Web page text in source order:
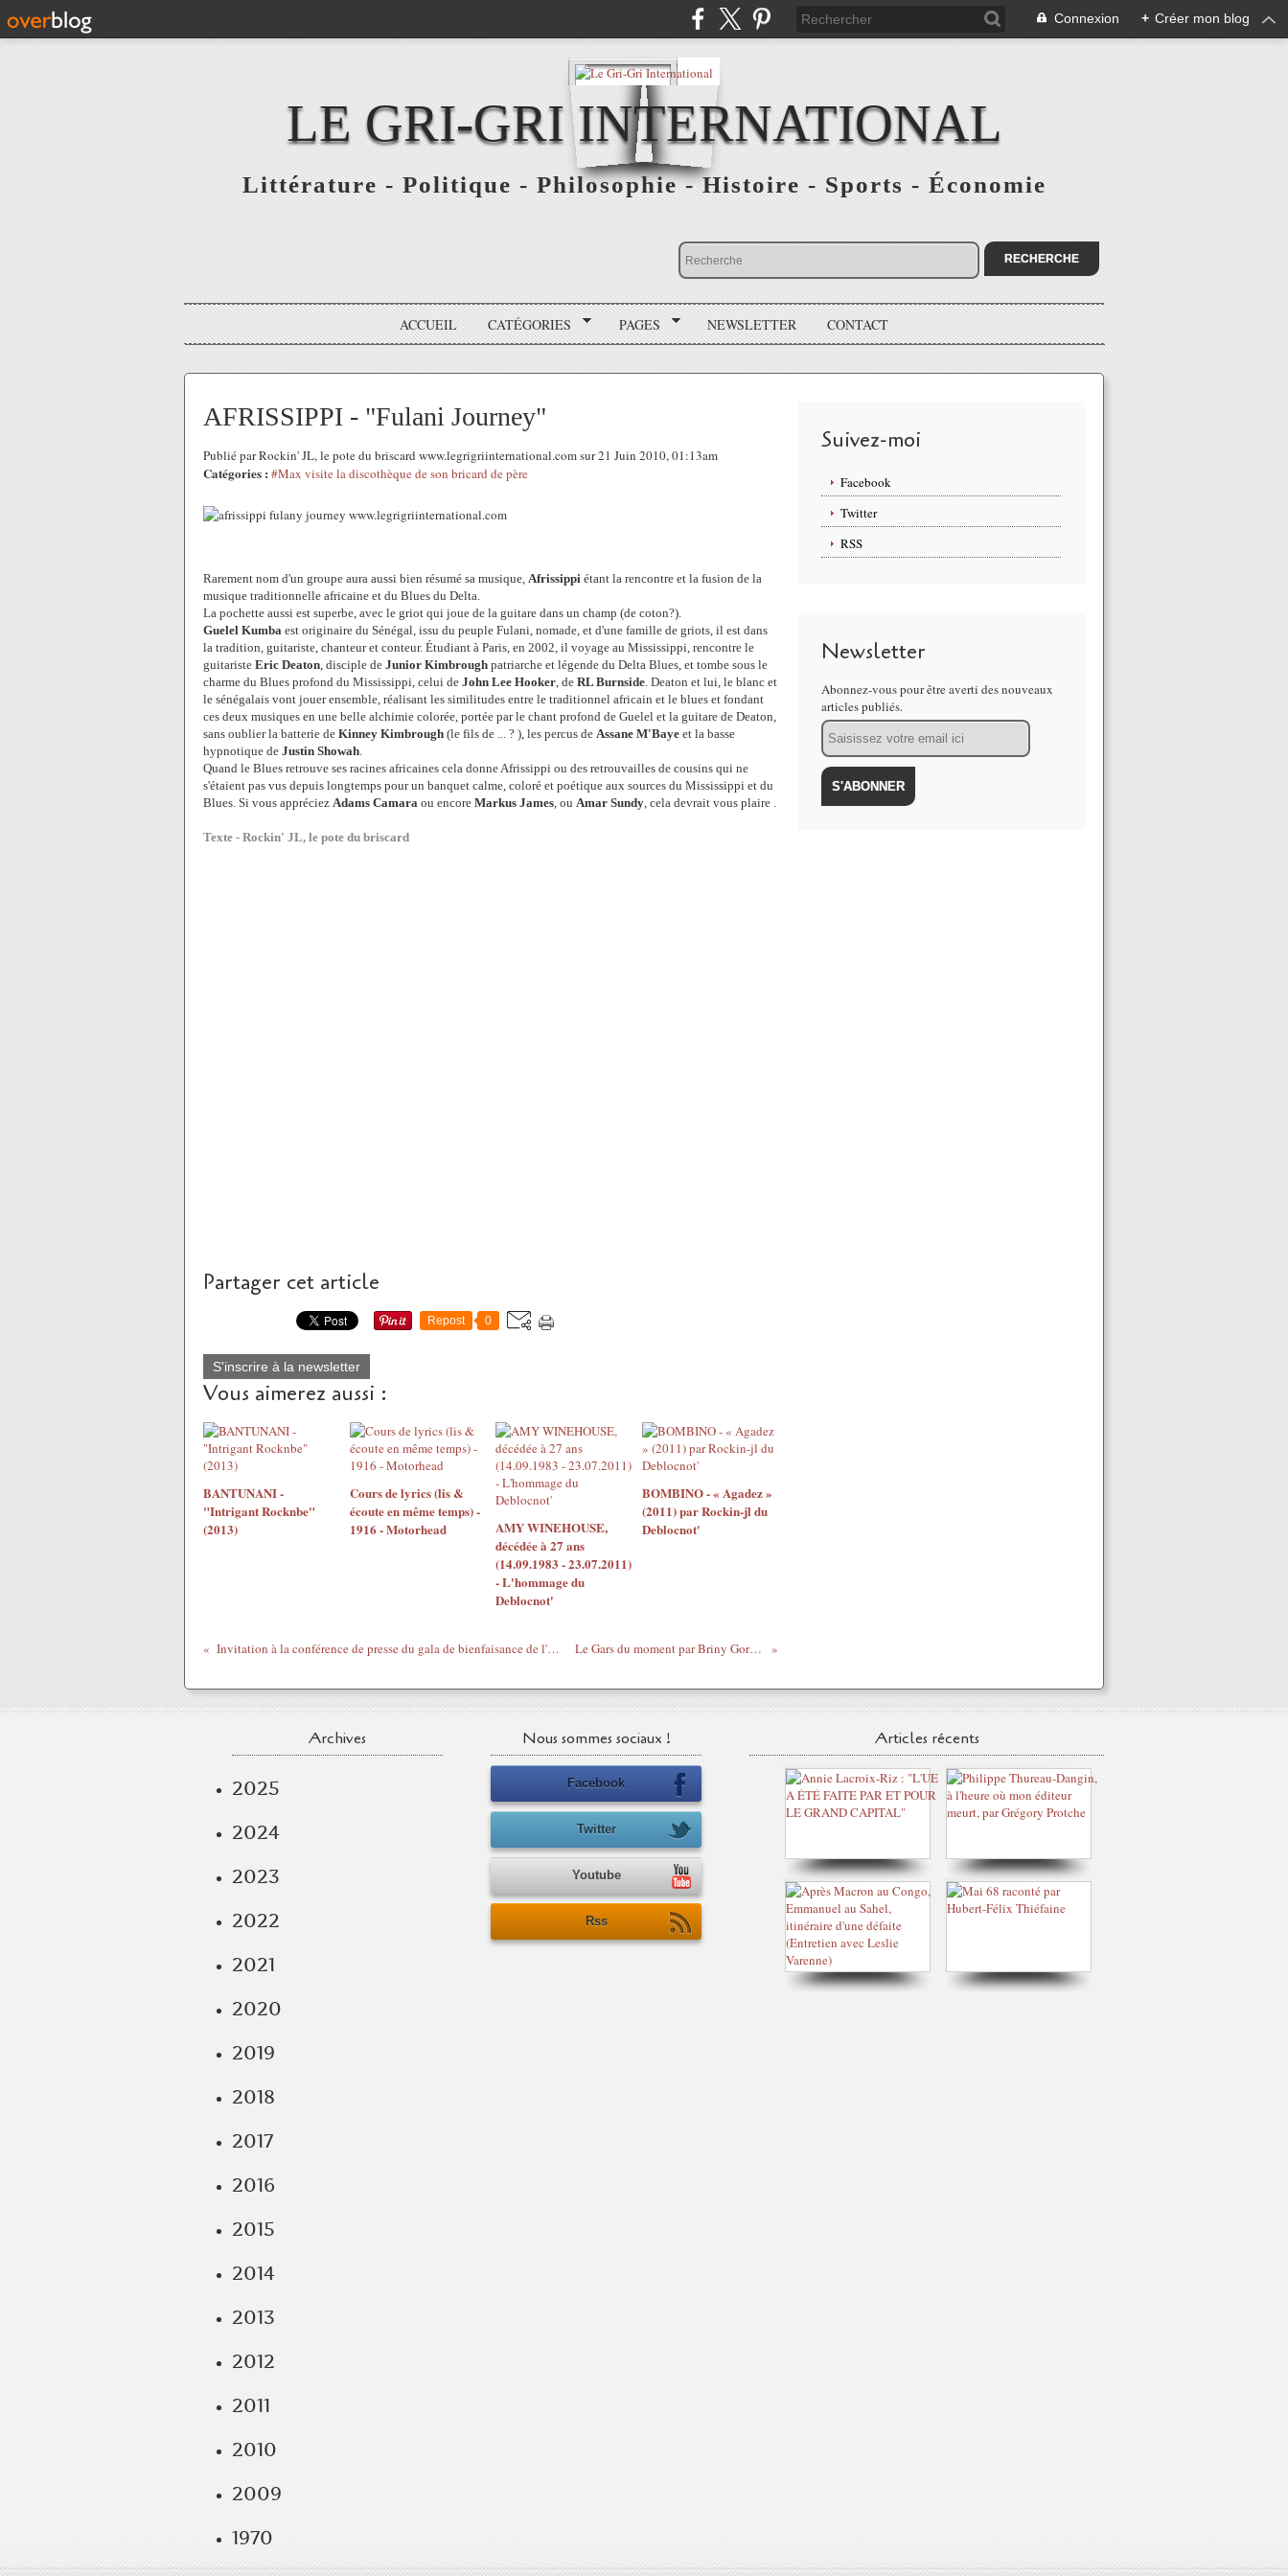
Connexion + Créer mon blog
LE GRI-GRI INTERNATIONAL
Littérature - Politique - Philosophie - Histoire - Sports - Économie
ACCUEIL CATÉGORIES PAGES NEWSLETTER CONTACT
AFRISSIPPI - "Fulani Journey"
Publié par Rockin' JL, le pote du briscard www.legrigriinternational.com sur 21 Juin 2010, 01:13am
Catégories : #Max visite la discothèque de son bricard de père
Rarement nom d'un groupe aura aussi bien résumé sa musique, Afrissippi étant la rencontre et la fusion de la
musique traditionnelle africaine et du Blues du Delta.
La pochette aussi est superbe, avec le griot qui joue de la guitare dans un champ (de coton?).
Guelel Kumba est originaire du Sénégal, issu du peuple Fulani, nomade, et d'une famille de griots, il est dans
la tradition, guitariste, chanteur et conteur. Étudiant à Paris, en 2002, il voyage au Mississippi, rencontre le
guitariste Eric Deaton, disciple de Junior Kimbrough patriarche et légende du Delta Blues, et tombe sous le
charme du Blues profond du Mississippi, celui de John Lee Hooker, de RL Burnside. Deaton et lui, le blanc et
le sénégalais vont jouer ensemble, réalisant les similitudes entre le traditionnel africain et le blues et fondant
ces deux musiques en une belle alchimie colorée, portée par le chant profond de Guelel et la guitare de Deaton,
sans oublier la batterie de Kinney Kimbrough (le fils de ... ? ), les percus de Assane M'Baye et la basse
hypnotique de Justin Showah.
Quand le Blues retrouve ses racines africaines cela donne Afrissippi ou des retrouvailles de cousins qui ne
s'étaient pas vus depuis longtemps pour un banquet calme, coloré et poétique aux sources du Mississippi et du
Blues. Si vous appréciez Adams Camara ou encore Markus James, ou Amar Sundy, cela devrait vous plaire .
Texte - Rockin' JL, le pote du briscard
Partager cet article
Repost 0
S'inscrire à la newsletter
Vous aimerez aussi :
BANTUNANI -
"Intrigant Rocknbe"
(2013)
Cours de lyrics (lis &
écoute en même temps) -
1916 - Motorhead
AMY WINEHOUSE,
décédée à 27 ans
(14.09.1983 - 23.07.2011)
- L'hommage du
Deblocnot'
BOMBINO - « Agadez »
(2011) par Rockin-jl du
Deblocnot'
Invitation à la conférence de presse du gala de bienfaisance de l'association AME DE COEUR le 1er juillet 2010 à Abidjan Le Gars du moment par Briny Gorvien-Rupert en juin 2010 Michael
Suivez-moi
Facebook
Twitter
RSS
Newsletter
Abonnez-vous pour être averti des nouveaux
articles publiés.
Email
Archives
2025
2024
2023
2022
2021
2020
2019
2018
2017
2016
2015
2014
2013
2012
2011
2010
2009
1970
Nous sommes sociaux !
Facebook
Twitter
Youtube
Rss
Articles récents